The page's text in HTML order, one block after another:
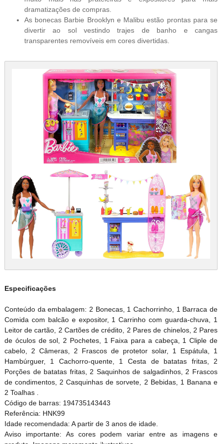
dramatizações de compras.
As bonecas Barbie Brooklyn e Malibu estão prontas para se
divertir ao sol vestindo trajes de banho e cangas
transparentes removíveis em cores divertidas.
Especificações
Conteúdo da embalagem: 2 Bonecas, 1 Cachorrinho, 1 Barraca de
Comida com balcão e expositor, 1 Carrinho com guarda-chuva, 1
Leitor de cartão, 2 Cartões de crédito, 2 Pares de chinelos, 2 Pares
de óculos de sol, 2 Pochetes, 1 Faixa para a cabeça, 1 Cliple de
cabelo, 2 Câmeras, 2 Frascos de protetor solar, 1 Espátula, 1
Hambúrguer, 1 Cachorro-quente, 1 Cesta de batatas fritas, 2
Porções de batatas fritas, 2 Saquinhos de salgadinhos, 2 Frascos
de condimentos, 2 Casquinhas de sorvete, 2 Bebidas, 1 Banana e
2 Toalhas .
Código de barras: 194735143443
Referência: HNK99
Idade recomendada: A partir de 3 anos de idade.
Aviso importante: As cores podem variar entre as imagens e